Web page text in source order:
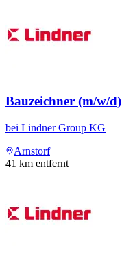
Bauzeichner (m/w/d)
bei Lindner Group KG
Arnstorf
41 km entfernt